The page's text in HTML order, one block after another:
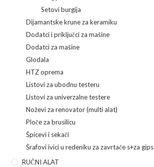
Setovi burgija
Dijamantske krune za keramiku
Dodatci i priključci za mašine
Dodatci za mašine
Glodala
HTZ oprema
Listovi za ubodnu testeru
Listovi za univerzalne testere
Noževi za renovator (multi alat)
Ploče za brusilicu
Špicevi i sekači
Šrafovi ivici u redeniku za zavrtače s+za gips
RUČNI ALAT